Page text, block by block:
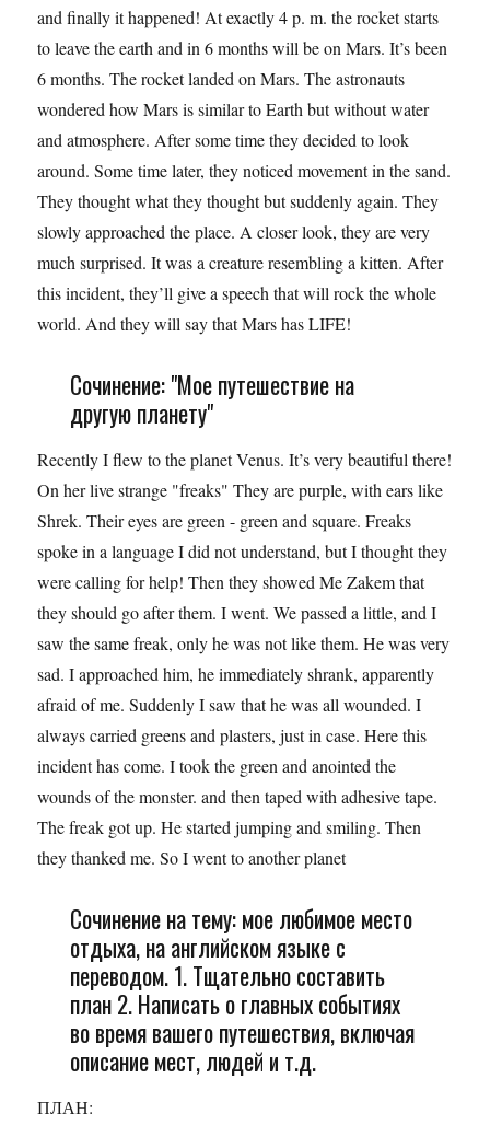
and finally it happened! At exactly 4 p. m. the rocket starts
to leave the earth and in 6 months will be on Mars. It’s been
6 months. The rocket landed on Mars. The astronauts
wondered how Mars is similar to Earth but without water
and atmosphere. After some time they decided to look
around. Some time later, they noticed movement in the sand.
They thought what they thought but suddenly again. They
slowly approached the place. A closer look, they are very
much surprised. It was a creature resembling a kitten. After
this incident, they’ll give a speech that will rock the whole
world. And they will say that Mars has LIFE!
Сочинение: "Мое путешествие на
другую планету"
Recently I flew to the planet Venus. It’s very beautiful there!
On her live strange "freaks" They are purple, with ears like
Shrek. Their eyes are green - green and square. Freaks
spoke in a language I did not understand, but I thought they
were calling for help! Then they showed Me Zakem that
they should go after them. I went. We passed a little, and I
saw the same freak, only he was not like them. He was very
sad. I approached him, he immediately shrank, apparently
afraid of me. Suddenly I saw that he was all wounded. I
always carried greens and plasters, just in case. Here this
incident has come. I took the green and anointed the
wounds of the monster. and then taped with adhesive tape.
The freak got up. He started jumping and smiling. Then
they thanked me. So I went to another planet
Сочинение на тему: мое любимое место
отдыха, на английском языке с
переводом. 1. Тщательно составить
план 2. Написать о главных событиях
во время вашего путешествия, включая
описание мест, людей и т.д.
ПЛАН: